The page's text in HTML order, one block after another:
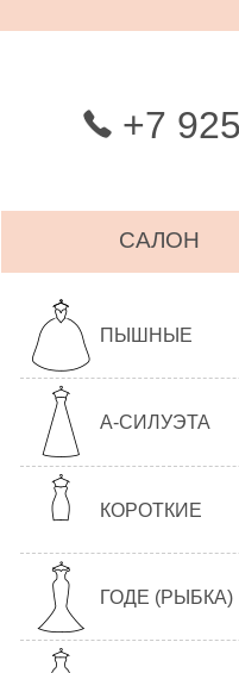
+7
САЛОН
ПЫШНЫЕ
А-СИЛУЭТА
КОРОТКИЕ
ГОДЕ (РЫБКА)